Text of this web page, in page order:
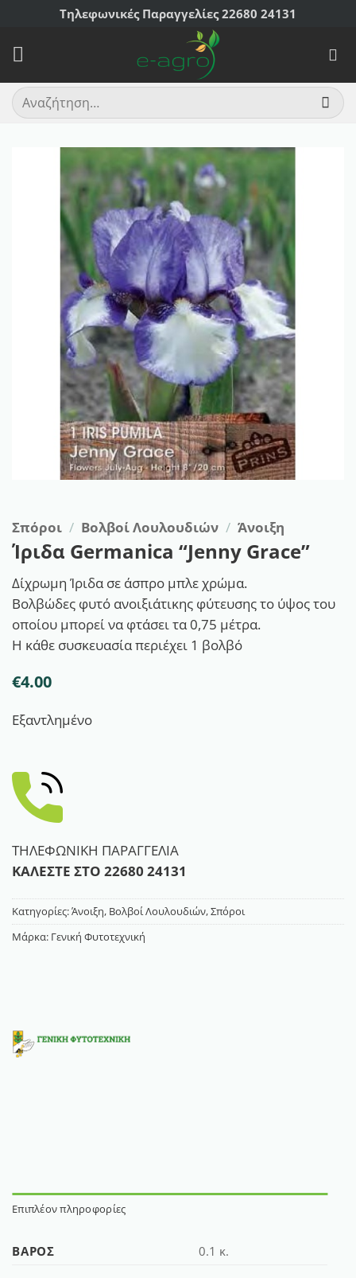
Μετάβαση
περιεχόμενο
Τηλεφωνικές Παραγγελίες 22680 24131
Αναζήτηση
για:
Σπόροι / Βολβοί Λουλουδιών / Άνοιξη
Ίριδα Germanica “Jenny Grace”
Δίχρωμη Ίριδα σε άσπρο μπλε χρώμα.
Βολβώδες φυτό ανοιξιάτικης φύτευσης το ύψος του
οποίου μπορεί να φτάσει τα 0,75 μέτρα.
Η κάθε συσκευασία περιέχει 1 βολβό
€4.00
Εξαντλημένο
ΤΗΛΕΦΩΝΙΚΗ ΠΑΡΑΓΓΕΛΙΑ
ΚΑΛΕΣΤΕ ΣΤΟ 22680 24131
Κατηγορίες:Άνοιξη, Βολβοί Λουλουδιών,Σπόροι
Μάρκα: Γενική Φυτοτεχνική
Επιπλέον πληροφορίες
ΒΆΡΟΣ 0.1 κ.